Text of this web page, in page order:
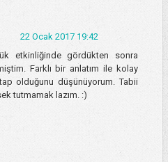
22 Ocak 2017 19:42
etkinliğinde gördükten sonra
Farklı bir anlatım ile kolay
olduğunu düşünüyorum. Tabii
tutmamak lazım. :)